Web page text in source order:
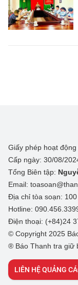
Giấy phép hoạt
Cấp ngày: 30/08/
Tổng Biên tập:
Email:
Địa chỉ tòa soạn:
Hotline:
Điện thoại: (+84)24
© Copyright 2025
® Báo Thanh tra giữ
LIÊN HỆ QUẢNG